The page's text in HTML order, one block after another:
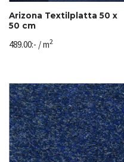
Arizona Textilplatta 50 x
50 cm
489.00:- / m2